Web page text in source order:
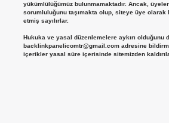
yükümlülüğümüz bulunmamaktadır. Ancak,
sorumluluğunu taşımakta olup, siteye üye olarak
etmiş sayılırlar.
Hukuka ve yasal düzenlemelere aykırı olduğunu
backlinkpanelicomtr@gmail.comadresine
içerikler yasal süre içerisinde sitemizden